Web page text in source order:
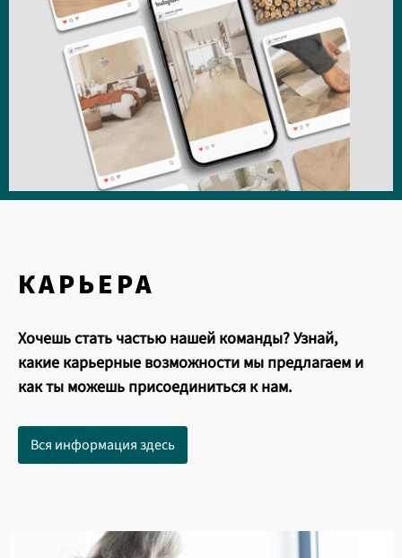
КАРЬЕРА
Хочешь стать частью нашей команды? Узнай,
какие карьерные возможности мы предлагаем и
как ты можешь присоединиться к нам.
Вся информация здесь